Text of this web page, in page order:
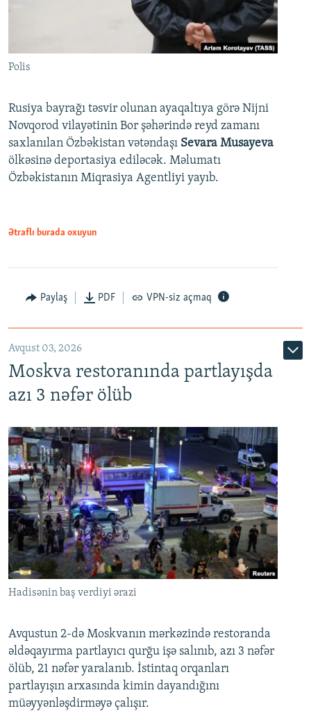
Polis
Rusiya bayrağı təsvir olunan ayaqaltıya görə Nijni
Novqorod vilayətinin Bor şəhərində reyd zamanı
saxlanılan Özbəkistan vətəndaşı Sevara Musayeva
ölkəsinə deportasiya ediləcək. Məlumatı
Özbəkistanın Miqrasiya Agentliyi yayıb.
Ətraflı burada oxuyun
Paylaş PDF VPN-siz açmaq
Avqust 03, 2026
Moskva restoranında partlayışda
azı 3 nəfər ölüb
Hadisənin baş verdiyi ərazi
Avqustun 2-də Moskvanın mərkəzində restoranda
əldəqayırma partlayıcı qurğu işə salınıb, azı 3 nəfər
ölüb, 21 nəfər yaralanıb. İstintaq orqanları
partlayışın arxasında kimin dayandığını
müəyyənləşdirməyə çalışır.